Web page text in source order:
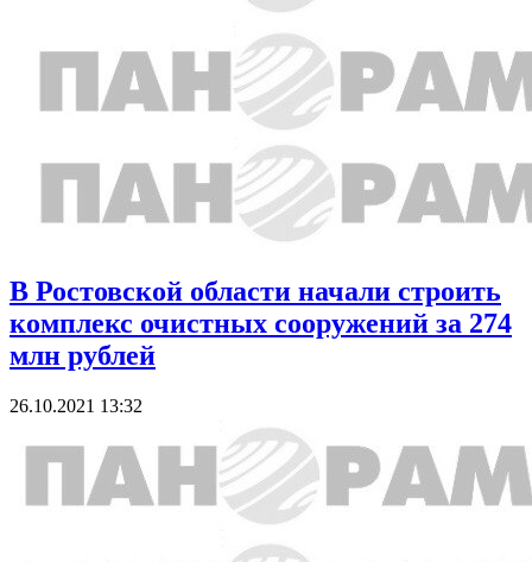
В Ростовской области начали строить
комплекс очистных сооружений за 274
млн рублей
26.10.2021 13:32